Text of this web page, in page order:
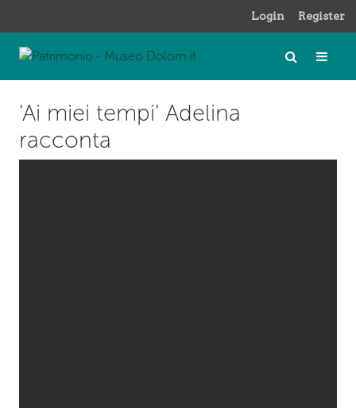
Login Register
'Ai miei tempi' Adelina
racconta